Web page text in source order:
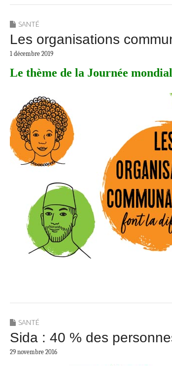
SANTÉ
Les organisations
1 décembre 2019
Le thème de la Journée
SANTÉ
Sida : 40 % des
29 novembre 2016